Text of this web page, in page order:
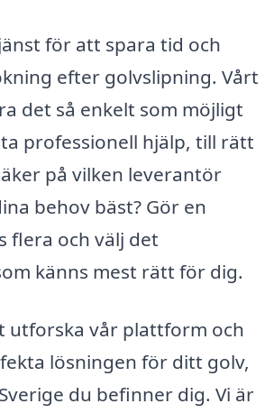
för att spara tid och
efter golvslipning. Vårt
det så enkelt som möjligt
professionell hjälp, till rätt
på vilken leverantör
behov bäst? Gör en
flera och välj det
känns mest rätt för dig.
utforska vår plattform och
lösningen för ditt golv,
du befinner dig. Vi är